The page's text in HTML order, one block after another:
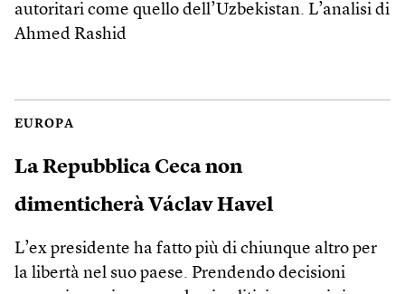
autoritari come quello dell’Uzbekistan. L’analisi di
Ahmed Rashid
EUROPA
La Repubblica Ceca non
dimenticherà Václav Havel
L’ex presidente ha fatto più di chiunque altro per
la libertà nel suo paese. Prendendo decisioni